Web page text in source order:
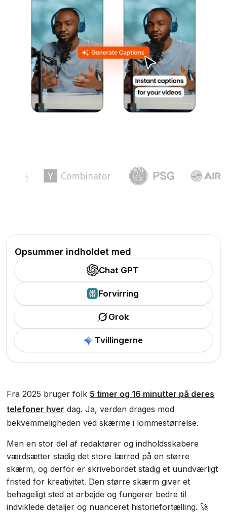
Opsummer indholdet med
Chat GPT
Forvirring
Grok
Tvillingerne
Fra 2025 bruger folk 5 timer og 16 minutter på deres
telefoner hver dag. Ja, verden drages mod
bekvemmeligheden ved skærme i lommestørrelse.
Men en stor del af redaktører og indholdsskabere
værdsætter stadig det store lærred på en større
skærm, og derfor er skrivebordet stadig et uundværligt
fristed for kreativitet. Den større skærm giver et
behageligt sted at arbejde og fungerer bedre til
indviklede detaljer og nuanceret historiefortælling. 🚀